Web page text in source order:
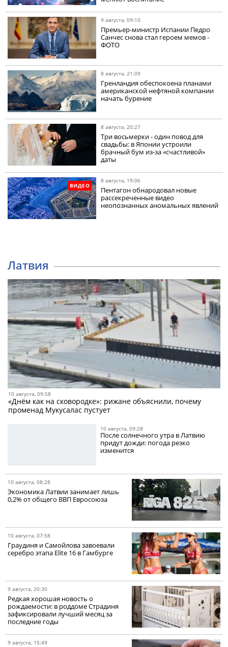
9 августа, 09:10
Премьер-министр Испании Педро
Санчес снова стал героем мемов -
ФОТО
8 августа, 21:09
Гренландия обеспокоена планами
американской нефтяной компании
начать бурение
8 августа, 20:27
Три восьмерки - один повод для
свадьбы: в Японии устроили
брачный бум из-за «счастливой»
даты
ВИДЕО
8 августа, 19:06
Пентагон обнародовал новые
рассекреченные видео
неопознанных аномальных явлений
Латвия
10 августа, 09:58
«Днём как на сковородке»: рижане объяснили, почему
променад Мукусалас пустует
10 августа, 09:28
После солнечного утра в Латвию
придут дожди: погода резко
изменится
10 августа, 08:28
Экономика Латвии занимает лишь
0,2% от общего ВВП Евросоюза
10 августа, 07:58
Граудиня и Самойлова завоевали
серебро этапа Elite 16 в Гамбурге
9 августа, 20:30
Редкая хорошая новость о
рождаемости: в роддоме Страдиня
зафиксировали лучший месяц за
последние годы
9 августа, 15:49